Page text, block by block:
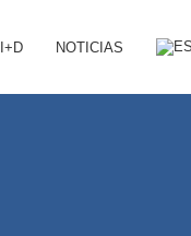
I+D NOTICIAS